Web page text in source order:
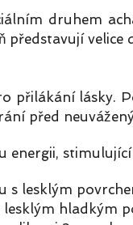
druhem
představují
přilákání lásky.
před
energii,
lesklým
hladkým